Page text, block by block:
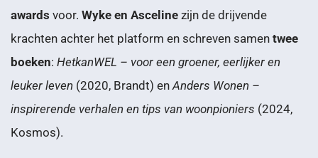
awards voor. Wyke en Asceline zijn de drijvende
krachten achter het platform en schreven samen twee
boeken: HetkanWEL – voor een groener, eerlijker en
leuker leven (2020, Brandt) enAnders Wonen –
inspirerende verhalen en tips van woonpioniers (2024,
Kosmos).